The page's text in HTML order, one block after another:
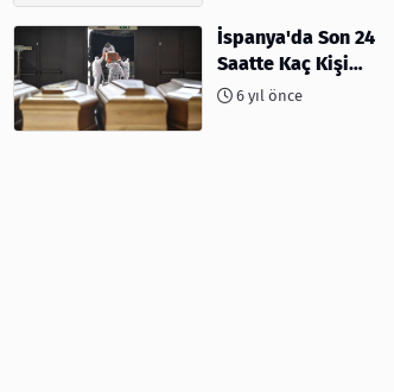
İspanya'da Son 24
Saatte Kaç Kişi
Öldü6 yıl önce